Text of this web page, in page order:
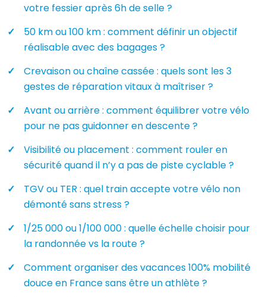
votre fessier après 6h de selle ?
50 km ou 100 km : comment définir un objectif
réalisable avec des bagages ?
Crevaison ou chaîne cassée : quels sont les 3
gestes de réparation vitaux à maîtriser ?
Avant ou arrière : comment équilibrer votre vélo
pour ne pas guidonner en descente ?
Visibilité ou placement : comment rouler en
sécurité quand il n’y a pas de piste cyclable ?
TGV ou TER : quel train accepte votre vélo non
démonté sans stress ?
1/25 000 ou 1/100 000 : quelle échelle choisir pour
la randonnée vs la route ?
Comment organiser des vacances 100% mobilité
douce en France sans être un athlète ?